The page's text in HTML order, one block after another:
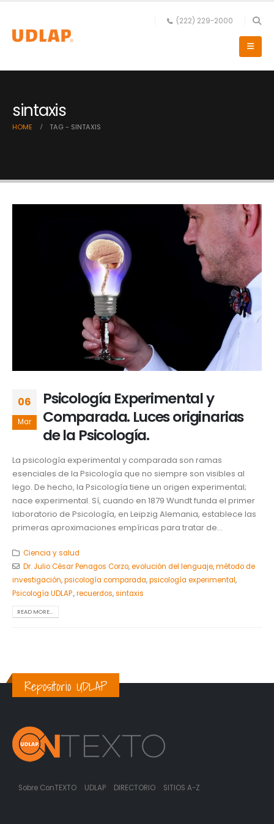
(222) 229-2000
sintaxis
HOME TAG - SINTAXIS
06
Mar
Psicología Experimental y
Comparada. Luces originarias
de la Psicología.
La psicología experimental y comparada son ramas
esenciales de la Psicología que no siempre son visibles al
lego. De hecho, la Psicología tiene un origen experimental;
nace experimental. Sí, cuando en 1879 Wundt funda el primer
laboratorio de Psicología, en Leipzig Alemania, establece las
primeras aproximaciones empíricas para tratar de...
Ciencia y salud
Dr. Julio César Penagos Corzo,evolución del lenguaje,método de
investigación,psicología comparada,psicología experimental,
Psicología UDLAP.,recuerdos,sintaxis
READ MORE...
Repositorio UDLAP
Sobre ConTEXTO UDLAP DIRECTORIO SITIOS A-Z